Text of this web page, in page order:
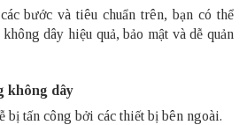
bước và tiêu chuẩn trên, bạn có thể
dây hiệu quả, bảo mật và dễ quản
không dây
bị tấn công bởi các thiết bị bên ngoài.